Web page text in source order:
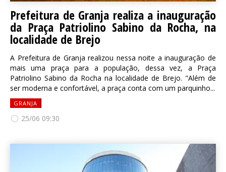
Prefeitura de Granja realiza a inauguração
da Praça Patriolino Sabino da Rocha, na
localidade de Brejo
A Prefeitura de Granja realizou nessa noite a inauguração de
mais uma praça para a população, dessa vez, a Praça
Patriolino Sabino da Rocha na localidade de Brejo. "Além de
ser moderna e confortável, a praça conta com um parquinho...
GRANJA
25/06 09:30